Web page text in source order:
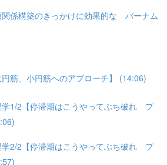
係構築のきっかけに効果的な バーナム
筋、小円筋へのアプローチ】 (14:06)
学1/2【停滞期はこうやってぶち破れ プ
学2/2【停滞期はこうやってぶち破れ プ